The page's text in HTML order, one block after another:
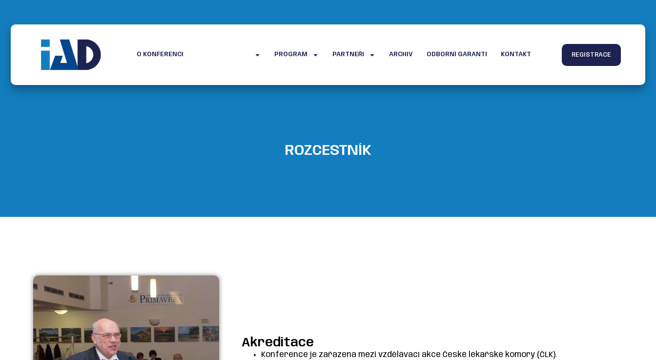
O KONFERENCI PROGRAM PARTNEŘI ARCHIV ODBORNÍ GARANTI KONTAKT REGISTRACE
ROZCESTNÍK​
Akreditace
Konference je zařazena mezi vzdělávací akce České lékařské komory (ČLK).